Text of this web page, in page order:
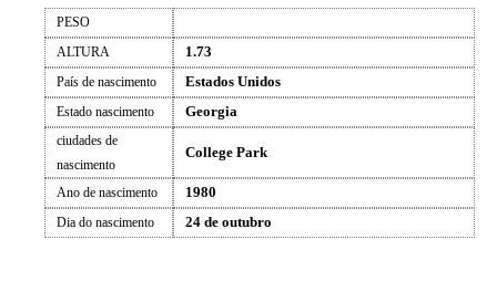
PESO
ALTURA
1.73
País de nascimento Estados Unidos
Estado nascimento Georgia
ciudades de
nascimento
College Park
Ano de nascimento 1980
Dia do nascimento 24 de outubro